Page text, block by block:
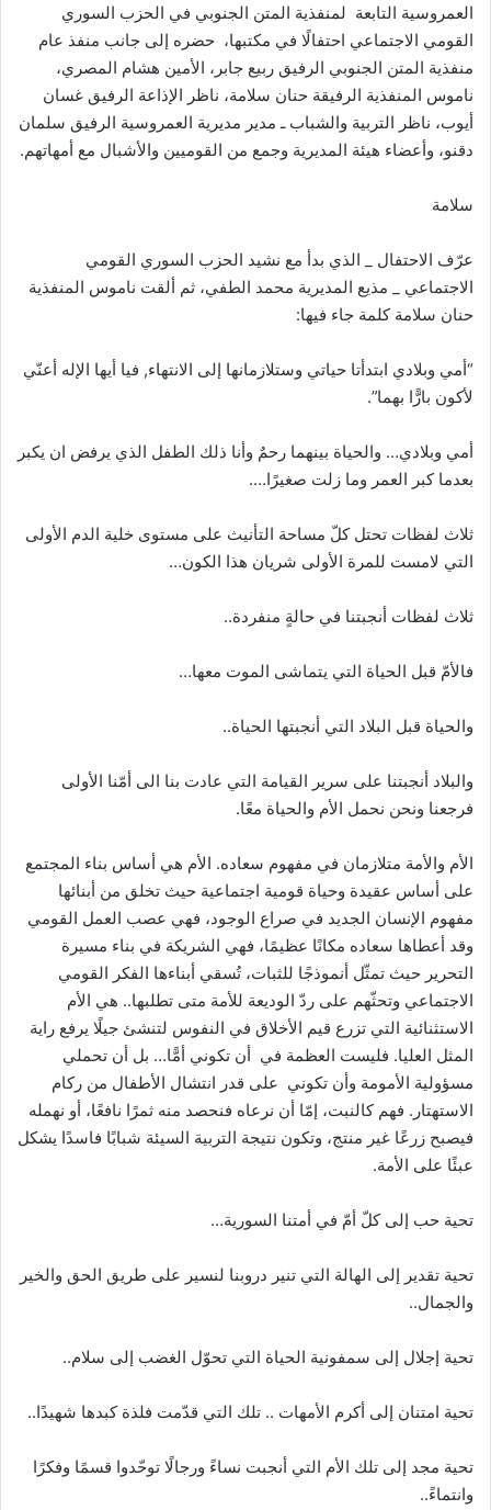
العمروسية التابعة لمنفذية المتن الجنوبي في الحزب السوري
القومي الاجتماعي احتفالًا في مكتبها، حضره إلى جانب منفذ عام
منفذية المتن الجنوبي الرفيق ربيع جابر، الأمين هشام المصري،
ناموس المنفذية الرفيقة حنان سلامة، ناظر الإذاعة الرفيق غسان
أيوب، ناظر التربية والشباب ـ مدير مديرية العمروسية الرفيق سلمان
دقنو، وأعضاء هيئة المديرية وجمع من القوميين والأشبال مع أمهاتهم.
سلامة
عرّف الاحتفال _ الذي بدأ مع نشيد الحزب السوري القومي
الاجتماعي _ مذيع المديرية محمد الطفي، ثم ألقت ناموس المنفذية
حنان سلامة كلمة جاء فيها:
“أمي وبلادي ابتدأتا حياتي وستلازمانها إلى الانتهاء, فيا أيها الإله أعنّي
لأكون بارًّا بهما”.
أمي وبلادي… والحياة بينهما رحمٌ وأنا ذلك الطفل الذي يرفض ان يكبر
بعدما كبر العمر وما زلت صغيرًا….
ثلاث لفظات تحتل كلّ مساحة التأنيث على مستوى خلية الدم الأولى
التي لامست للمرة الأولى شريان هذا الكون…
ثلاث لفظات أنجبتنا في حالةٍ منفردة..
فالأمّ قبل الحياة التي يتماشى الموت معها…
والحياة قبل البلاد التي أنجبتها الحياة..
والبلاد أنجبتنا على سرير القيامة التي عادت بنا الى أمّنا الأولى
فرجعنا ونحن نحمل الأم والحياة معًا.
الأم والأمة متلازمان في مفهوم سعاده. الأم هي أساس بناء المجتمع
على أساس عقيدة وحياة قومية اجتماعية حيث تخلق من أبنائها
مفهوم الإنسان الجديد في صراع الوجود، فهي عصب العمل القومي
وقد أعطاها سعاده مكانًا عظيمًا، فهي الشريكة في بناء مسيرة
التحرير حيث تمثّل أنموذجًا للثبات، تُسقي أبناءها الفكر القومي
الاجتماعي وتحثّهم على ردّ الوديعة للأمة متى تطلبها.. هي الأم
الاستثنائية التي تزرع قيم الأخلاق في النفوس لتنشئ جيلًا يرفع راية
المثل العليا. فليست العظمة في أن تكوني أمًّا… بل أن تحملي
مسؤولية الأمومة وأن تكوني على قدر انتشال الأطفال من ركام
الاستهتار. فهم كالنبت، إمّا أن نرعاه فنحصد منه ثمرًا نافعًا، أو نهمله
فيصبح زرعًا غير منتج، وتكون نتيجة التربية السيئة شبابًا فاسدًا يشكل
عبئًا على الأمة.
تحية حب إلى كلّ أمّ في أمتنا السورية…
تحية تقدير إلى الهالة التي تنير دروبنا لنسير على طريق الحق والخير
والجمال..
تحية إجلال إلى سمفونية الحياة التي تحوّل الغضب إلى سلام..
تحية امتنان إلى أكرم الأمهات .. تلك التي قدّمت فلذة كبدها شهيدًا..
تحية مجد إلى تلك الأم التي أنجبت نساءً ورجالًا توحّدوا قسمًا وفكرًا
وانتماءً..